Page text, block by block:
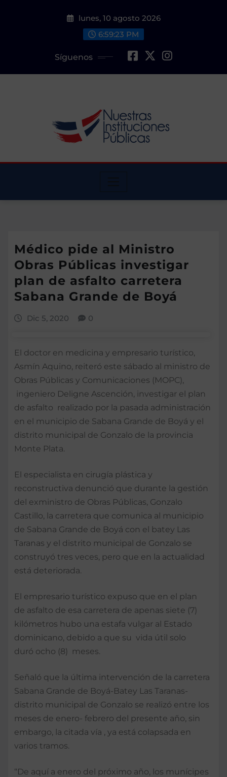
lunes, 10 agosto 2026
6:59:24 PM
Síguenos
Médico pide al Ministro
Obras Públicas investigar
plan de asfalto carretera
Sabana Grande de Boyá
Dic 5, 2020 0
El doctor en medicina y empresario turístico,
Asmín Aquino, reiteró este sábado al ministro de
Obras Públicas y Comunicaciones (MOPC),
ingeniero Deligne Ascención, investigar el plan
de asfalto realizado por la pasada administración
en el municipio de Sabana Grande de Boyá y el
distrito municipal de Gonzalo de la provincia
Monte Plata.
El especialista en cirugía plástica y
reconstructiva denunció que durante la gestión
del exministro de Obras Públicas, Gonzalo
Castillo, la carretera que comunica al municipio
de Sabana Grande de Boyá con el batey Las
Taranas y el distrito municipal de Gonzalo se
construyó tres veces, pero que en la actualidad
está deteriorada.
El empresario turístico expuso que en el plan
de asfalto de esa carretera de apenas siete (7)
kilómetros hubo una estafa vulgar al Estado
dominicano, debido a que su vida útil solo
duró ocho (8) meses.
Señaló que la última intervención de la carretera
Sabana Grande de Boyá-Batey Las Taranas-
distrito municipal de Gonzalo se realizó entre los
meses de enero- febrero del presente año, sin
embargo, la citada vía , ya está colapsada en
varios tramos.
“De aquí a enero del próximo año, los munícipes